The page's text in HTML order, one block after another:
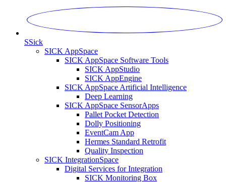
SSick
SICK AppSpace
SICK AppSpace Software Tools
SICK AppStudio
SICK AppEngine
SICK AppSpace Artificial Intelligence
Deep Learning
SICK AppSpace SensorApps
Pallet Pocket Detection
Dolly Positioning
EventCam App
Hermes Standard Retrofit
Quality Inspection
SICK IntegrationSpace
Digital Services for Integration
SICK Monitoring Box